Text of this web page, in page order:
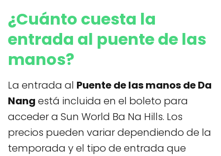
¿Cuánto cuesta la
entrada al puente de las
manos?
La entrada al Puente de las manos de Da
Nang está incluida en el boleto para
acceder a Sun World Ba Na Hills. Los
precios pueden variar dependiendo de la
temporada y el tipo de entrada que